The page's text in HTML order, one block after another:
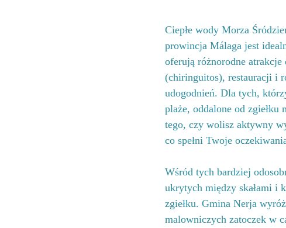
Ciepłe wody Morza
prowincja Málaga jest
oferują różnorodne
(chiringuitos), restauracji i
udogodnień. Dla tych,
plaże, oddalone od
tego, czy wolisz aktywny
co spełni Twoje
Wśród tych bardziej
ukrytych między skałami i
zgiełku. Gmina Nerja
malowniczych zatoczek w